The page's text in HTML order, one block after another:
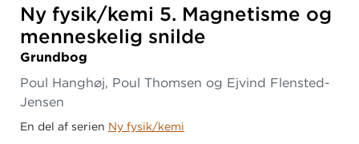
Ny fysik/kemi 5. Magnetisme og
menneskelig snilde
Grundbog
Poul Hanghøj, Poul Thomsen og Ejvind Flensted-
Jensen
En del af serien Ny fysik/kemi